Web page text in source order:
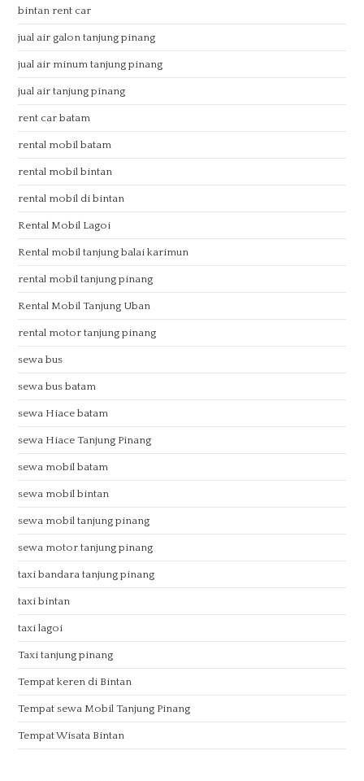
bintan rent car
jual air galon tanjung pinang
jual air minum tanjung pinang
jual air tanjung pinang
rent car batam
rental mobil batam
rental mobil bintan
rental mobil di bintan
Rental Mobil Lagoi
Rental mobil tanjung balai karimun
rental mobil tanjung pinang
Rental Mobil Tanjung Uban
rental motor tanjung pinang
sewa bus
sewa bus batam
sewa Hiace batam
sewa Hiace Tanjung Pinang
sewa mobil batam
sewa mobil bintan
sewa mobil tanjung pinang
sewa motor tanjung pinang
taxi bandara tanjung pinang
taxi bintan
taxi lagoi
Taxi tanjung pinang
Tempat keren di Bintan
Tempat sewa Mobil Tanjung Pinang
Tempat Wisata Bintan